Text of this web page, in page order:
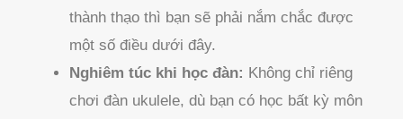
thành thạo thì bạn sẽ phải nắm chắc được
một số điều dưới đây.
Nghiêm túc khi học đàn: Không chỉ riêng
chơi đàn ukulele, dù bạn có học bất kỳ môn